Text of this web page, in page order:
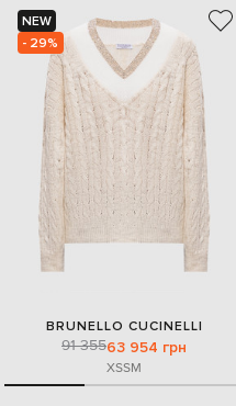
NEW
- 29%
BRUNELLO CUCINELLI
91 35563 954 грн
XSSM